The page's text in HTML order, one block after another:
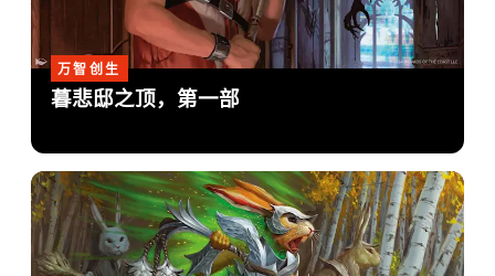
万智创生
暮悲邸之顶，第一部